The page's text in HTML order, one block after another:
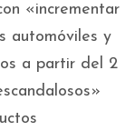
«incrementar
automóviles y
a partir del 2